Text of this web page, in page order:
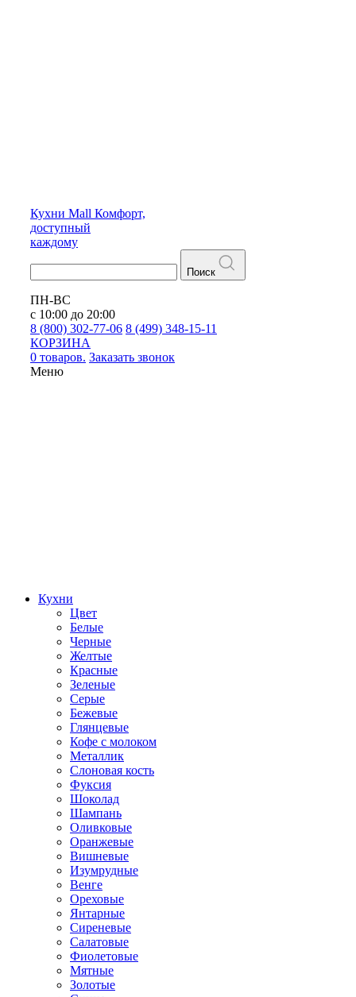
Кухни Mall Комфорт,
доступный
каждому
Поиск
ПН-ВС
с 10:00 до 20:00
8 (800) 302-77-06 8 (499) 348-15-11
КОРЗИНА
0 товаров. Заказать звонок
Меню
Кухни
Цвет
Белые
Черные
Желтые
Красные
Зеленые
Серые
Бежевые
Глянцевые
Кофе с молоком
Металлик
Слоновая кость
Фуксия
Шоколад
Шампань
Оливковые
Оранжевые
Вишневые
Изумрудные
Венге
Ореховые
Янтарные
Сиреневые
Салатовые
Фиолетовые
Мятные
Золотые